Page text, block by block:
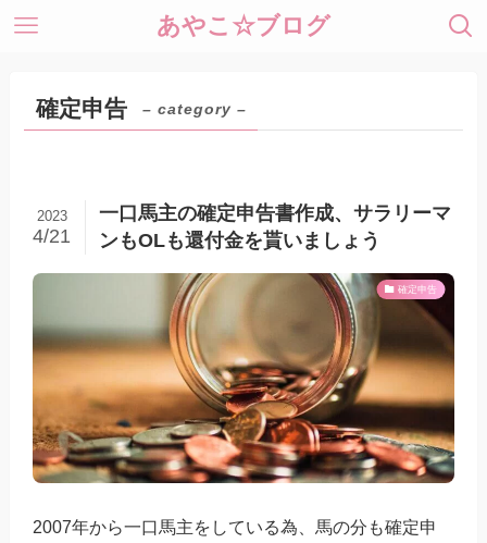
あやこ☆ブログ
確定申告 – category –
一口馬主の確定申告書作成、サラリーマ
ンもOLも還付金を貰いましょう
2023
4/21
確定申告
2007年から一口馬主をしている為、馬の分も確定申